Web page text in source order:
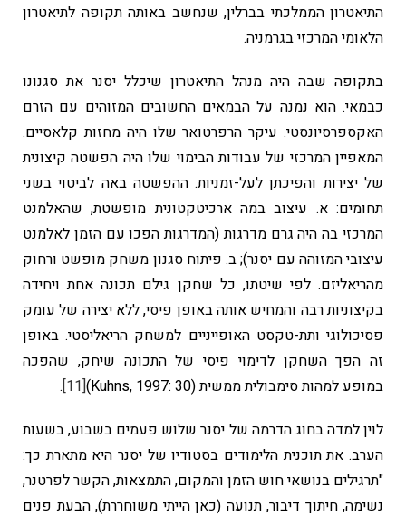
התיאטרון הממלכתי בברלין, שנחשב באותה תקופה לתיאטרון
הלאומי המרכזי בגרמניה.
בתקופה שבה היה מנהל התיאטרון שיכלל יסנר את סגנונו
כבמאי. הוא נמנה על הבמאים החשובים המזוהים עם הזרם
האקספרסיונסטי. עיקר הרפרטואר שלו היה מחזות קלאסיים.
המאפיין המרכזי של עבודות הבימוי שלו היה הפשטה קיצונית
של יצירות והפיכתן לעל-זמניות. ההפשטה באה לביטוי בשני
תחומים: א. עיצוב במה ארכיטקטונית מופשטת, שהאלמנט
המרכזי בה היה גרם מדרגות (המדרגות הפכו עם הזמן לאלמנט
עיצובי המזוהה עם יסנר); ב. פיתוח סגנון משחק מופשט ורחוק
מהריאליזם. לפי שיטתו, כל שחקן גילם תכונה אחת ויחידה
בקיצוניות רבה והמחיש אותה באופן פיסי, ללא יצירה של עומק
פסיכולוגי ותת-טקסט האופייניים למשחק הריאליסטי. באופן
זה הפך השחקן לדימוי פיסי של התכונה שיחק, שהפכה
במופע למהות סימבולית ממשית (Kuhns, 1997: 30)
[11]
.
לוין למדה בחוג הדרמה של יסנר שלוש פעמים בשבוע, בשעות
הערב. את תוכנית הלימודים בסטודיו של יסנר היא מתארת כך:
"תרגילים בנושאי חוש הזמן והמקום, התמצאות, הקשר לפרטנר,
נשימה, חיתוך דיבור, תנועה (כאן הייתי משוחררת), הבעת פנים